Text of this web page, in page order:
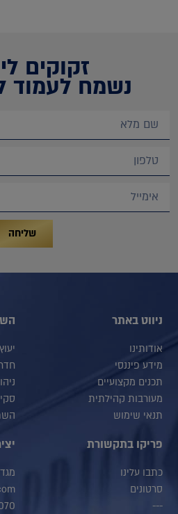
זקוקים
נשמח לעמוד
שליחה
ניווט באתר
אודותינו
מידע פיננסי
תכנים מקצועיים
מעורבות קהילתית
תנאי שימוש
פריקו בתקשורת
כתבו עלינו
סרטונים
---
מגדלי